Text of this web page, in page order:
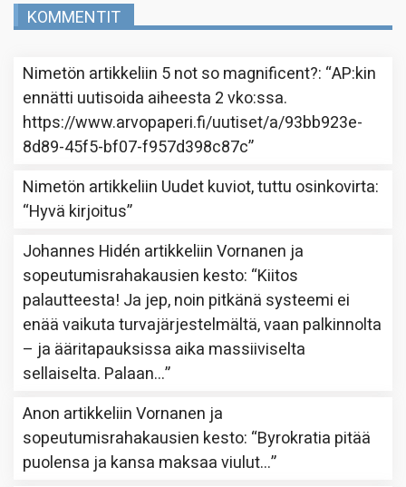
KOMMENTIT
Nimetön artikkeliin 5 not so magnificent?: “AP:kin
ennätti uutisoida aiheesta 2 vko:ssa.
https://www.arvopaperi.fi/uutiset/a/93bb923e-
8d89-45f5-bf07-f957d398c87c”
Nimetön artikkeliin Uudet kuviot, tuttu osinkovirta:
“Hyvä kirjoitus”
Johannes Hidén artikkeliinVornanen ja
sopeutumisrahakausien kesto: “Kiitos
palautteesta! Ja jep, noin pitkänä systeemi ei
enää vaikuta turvajärjestelmältä, vaan palkinnolta
– ja ääritapauksissa aika massiiviselta
sellaiselta. Palaan…”
Anon artikkeliinVornanen ja
sopeutumisrahakausien kesto: “Byrokratia pitää
puolensa ja kansa maksaa viulut…”